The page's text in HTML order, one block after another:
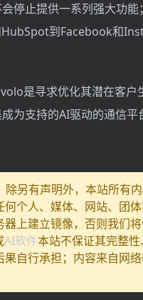
停止提供一系列强大功
到Facebook和
是寻求优化其潜在客
为支持的AI驱动的通信平
另有声明外，本站所有
何个人、媒体、网站、团
上建立镜像，否则我们
AI软件本站不保证其完整
果自行承担；内容来自网